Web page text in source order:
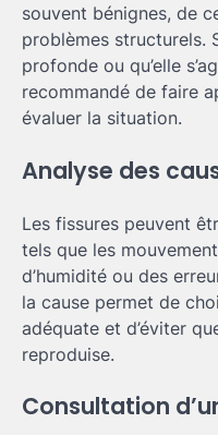
souvent bénignes, de
problèmes structurels.
profonde ou qu’elle
recommandé de faire
évaluer la situation.
Analyse des
Les fissures peuvent
tels que les
d’humidité ou des
la cause permet de
adéquate et d’éviter
reproduise.
Consultation